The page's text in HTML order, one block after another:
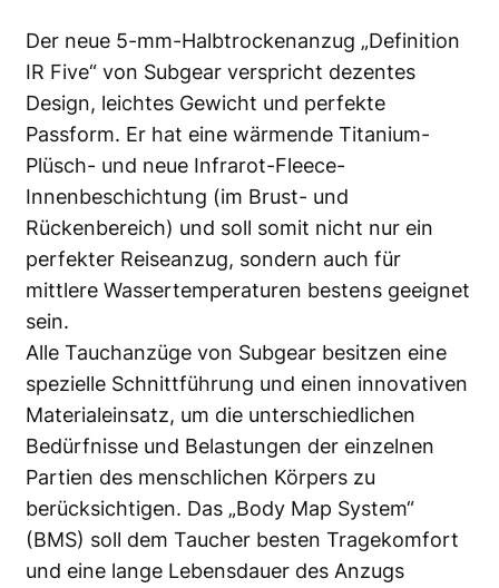
Der neue 5-mm-Halbtrockenanzug „Definition
IR Five“ von Subgear verspricht dezentes
Design, leichtes Gewicht und perfekte
Passform. Er hat eine wärmende Titanium-
Plüsch- und neue Infrarot-Fleece-
Innenbeschichtung (im Brust- und
Rückenbereich) und soll somit nicht nur ein
perfekter Reiseanzug, sondern auch für
mittlere Wassertemperaturen bestens geeignet
sein.
Alle Tauchanzüge von Subgear besitzen eine
spezielle Schnittführung und einen innovativen
Materialeinsatz, um die unterschiedlichen
Bedürfnisse und Belastungen der einzelnen
Partien des menschlichen Körpers zu
berücksichtigen. Das „Body Map System“
(BMS) soll dem Taucher besten Tragekomfort
und eine lange Lebensdauer des Anzugs